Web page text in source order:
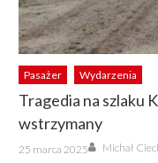
Pasażer Wydarzenia
Tragedia na szlaku
wstrzymany
Posted
on
25 marca 2025 Author
Michał